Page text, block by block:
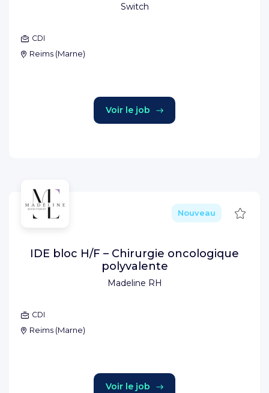
Switch
CDI
Reims (Marne)
Voir le job
Madeline RH
Nouveau
IDE bloc H/F – Chirurgie oncologique
polyvalente
CDI
Reims (Marne)
Voir le job